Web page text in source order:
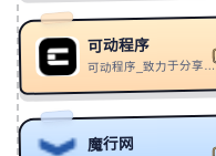
77 Into the Sky
78 ɴɪᴄᴇ ᴛᴏ ᴍᴇᴇᴛ ʏᴏᴜ
79 归藏
80 Daydreaming
Token FBI | 免费AI
https://
免费额度，覆盖大模
方式及实测判断，帮
可动程序
可动程序_致力于分享CG资讯
魔行网